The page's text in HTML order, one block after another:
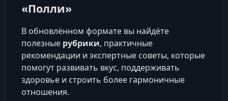
«Полли»
В обновлённом формате вы найдёте
полезные рубрики, практичные
рекомендации и экспертные советы, которые
помогут развивать вкус, поддерживать
здоровье и строить более гармоничные
отношения.